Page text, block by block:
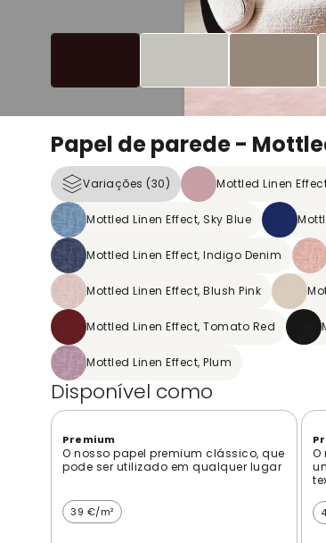
Papel de parede -
Variações (30) Mottled Linen
Mottled Linen Effect, Sky Blue
Mottled Linen Effect, Indigo Denim
Mottled Linen Effect, Blush Pink
Mottled Linen Effect, Tomato Red
Mottled Linen Effect, Plum
Disponível como
Premium
O nosso papel premium clássico, que
pode ser utilizado em qualquer lugar
39 €/m²
O